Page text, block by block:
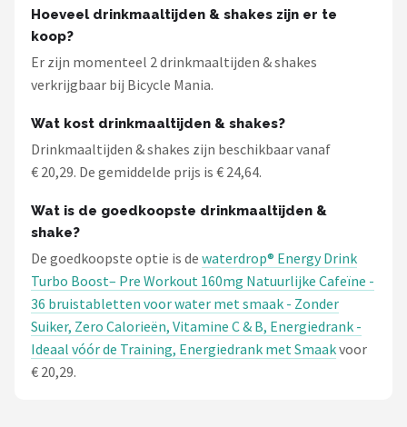
BBB Cycling
Schwalbe
Shimano
Alle merken →
Hoeveel drinkmaaltijden & shakes zijn er te
koop?
Er zijn momenteel 2 drinkmaaltijden & shakes
verkrijgbaar bij Bicycle Mania.
Wat kost drinkmaaltijden & shakes?
Drinkmaaltijden & shakes zijn beschikbaar vanaf
€ 20,29. De gemiddelde prijs is € 24,64.
Wat is de goedkoopste drinkmaaltijden &
shake?
De goedkoopste optie is de waterdrop® Energy Drink
Turbo Boost– Pre Workout 160mg Natuurlijke Cafeïne -
36 bruistabletten voor water met smaak - Zonder
Suiker, Zero Calorieën, Vitamine C & B, Energiedrank -
Ideaal vóór de Training, Energiedrank met Smaakvoor
€ 20,29.